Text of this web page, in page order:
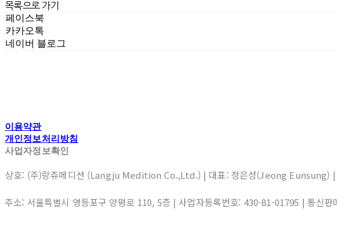
목록으로 가기
페이스북
카카오톡
네이버 블로그
이용약관
개인정보처리방침
사업자정보확인
상호: (주)랑쥬메디션 (Langju Medition Co.,Ltd.) | 대표: 정은성(Jeong
주소: 서울특별시 영등포구 양평로 110, 5층 | 사업자등록번호: 430-81-01795 | 통신판